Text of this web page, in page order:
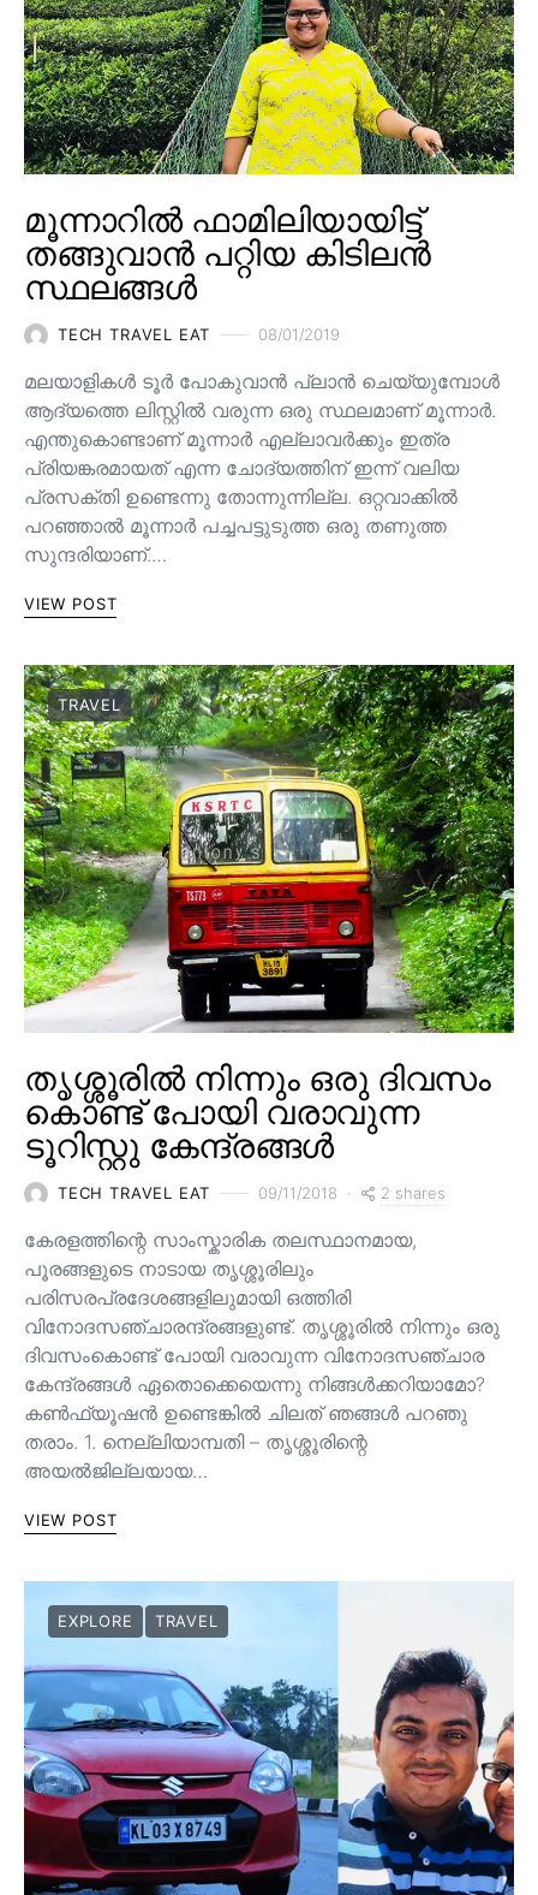
മൂന്നാറിൽ ഫാമിലിയായിട്ട്
തങ്ങുവാൻ പറ്റിയ കിടിലൻ
സ്ഥലങ്ങൾ
TECH TRAVEL EAT 08/01/2019
മലയാളികൾ ടൂർ പോകുവാൻ പ്ലാൻ ചെയ്യുമ്പോൾ
ആദ്യത്തെ ലിസ്റ്റിൽ വരുന്ന ഒരു സ്ഥലമാണ് മൂന്നാർ.
എന്തുകൊണ്ടാണ് മൂന്നാർ എല്ലാവർക്കും ഇത്ര
പ്രിയങ്കരമായത് എന്ന ചോദ്യത്തിന് ഇന്ന് വലിയ
പ്രസക്തി ഉണ്ടെന്നു തോന്നുന്നില്ല. ഒറ്റവാക്കിൽ
പറഞ്ഞാൽ മൂന്നാർ പച്ചപട്ടുടുത്ത ഒരു തണുത്ത
സുന്ദരിയാണ്.…
VIEW POST
TRAVEL
തൃശ്ശൂരിൽ നിന്നും ഒരു ദിവസം
കൊണ്ട് പോയി വരാവുന്ന
ടൂറിസ്റ്റു കേന്ദ്രങ്ങൾ
TECH TRAVEL EAT 09/11/2018 2 shares
കേരളത്തിന്റെ സാംസ്കാരിക തലസ്ഥാനമായ,
പൂരങ്ങളുടെ നാടായ തൃശ്ശൂരിലും
പരിസരപ്രദേശങ്ങളിലുമായി ഒത്തിരി
വിനോദസഞ്ചാരന്ദ്രങ്ങളുണ്ട്. തൃശ്ശൂരിൽ നിന്നും ഒരു
ദിവസംകൊണ്ട് പോയി വരാവുന്ന വിനോദസഞ്ചാര
കേന്ദ്രങ്ങൾ ഏതൊക്കെയെന്നു നിങ്ങൾക്കറിയാമോ?
കൺഫ്യൂഷൻ ഉണ്ടെങ്കിൽ ചിലത് ഞങ്ങൾ പറഞു
തരാം. 1. നെല്ലിയാമ്പതി – തൃശ്ശൂരിന്റെ
അയൽജില്ലയായ…
VIEW POST
EXPLORE TRAVEL